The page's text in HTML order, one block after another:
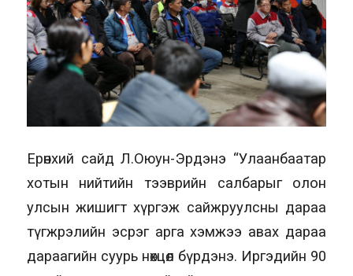
Ерөнхий сайд Л.Оюун-Эрдэнэ “Улаанбаатар
хотын нийтийн тээврийн салбарыг олон
улсын жишигт хүргэж сайжруулсны дараа
түгжрэлийн эсрэг арга хэмжээ авах дараа
дараагийн суурь нөхцөл бүрдэнэ. Иргэдийн 90